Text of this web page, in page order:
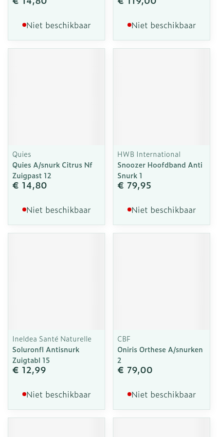
Niet beschikbaar Niet beschikbaar
Quies
Quies A/snurk Citrus Nf
Zuigpast 12
€ 14,80
Niet beschikbaar
HWB International
Snoozer Hoofdband Anti
Snurk 1
€ 79,95
Niet beschikbaar
Ineldea Santé Naturelle
Soluronfl Antisnurk
Zuigtabl 15
€ 12,99
Niet beschikbaar
CBF
Oniris Orthese A/snurken
2
€ 79,00
Niet beschikbaar